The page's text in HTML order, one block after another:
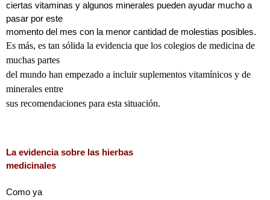
ciertas vitaminas y algunos minerales pueden ayudar mucho a
pasar por este
momento del mes con la menor cantidad de molestias posibles.
Es más, es tan sólida la evidencia que los colegios de medicina de
muchas partes
del mundo han empezado a incluir suplementos vitamínicos y de
minerales entre
sus recomendaciones para esta situación.
La evidenciasobre las hierbas
medicinales
Como ya